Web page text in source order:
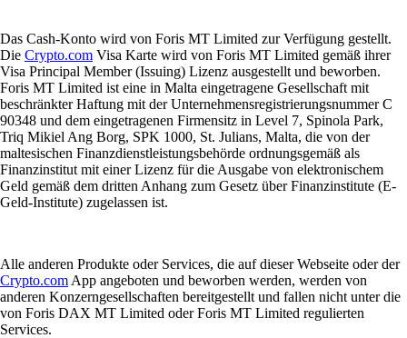
Das Cash-Konto wird von Foris MT Limited zur Verfügung gestellt.
Die Crypto.com Visa Karte wird von Foris MT Limited gemäß ihrer
Visa Principal Member (Issuing) Lizenz ausgestellt und beworben.
Foris MT Limited ist eine in Malta eingetragene Gesellschaft mit
beschränkter Haftung mit der Unternehmensregistrierungsnummer C
90348 und dem eingetragenen Firmensitz in Level 7, Spinola Park,
Triq Mikiel Ang Borg, SPK 1000, St. Julians, Malta, die von der
maltesischen Finanzdienstleistungsbehörde ordnungsgemäß als
Finanzinstitut mit einer Lizenz für die Ausgabe von elektronischem
Geld gemäß dem dritten Anhang zum Gesetz über Finanzinstitute (E-
Geld-Institute) zugelassen ist.
Alle anderen Produkte oder Services, die auf dieser Webseite oder der
Crypto.com App angeboten und beworben werden, werden von
anderen Konzerngesellschaften bereitgestellt und fallen nicht unter die
von Foris DAX MT Limited oder Foris MT Limited regulierten
Services.